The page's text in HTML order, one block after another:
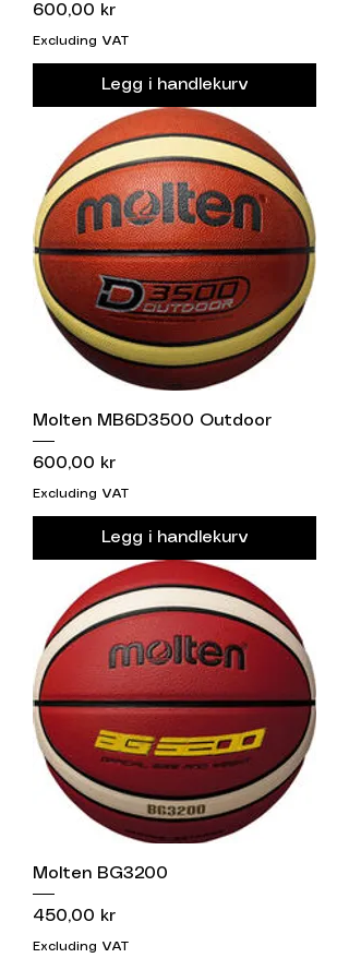
Price
600,00 kr
Excluding VAT
Legg i handlekurv
Molten MB6D3500 Outdoor
Price
600,00 kr
Excluding VAT
Legg i handlekurv
Molten BG3200
Price
450,00 kr
Excluding VAT